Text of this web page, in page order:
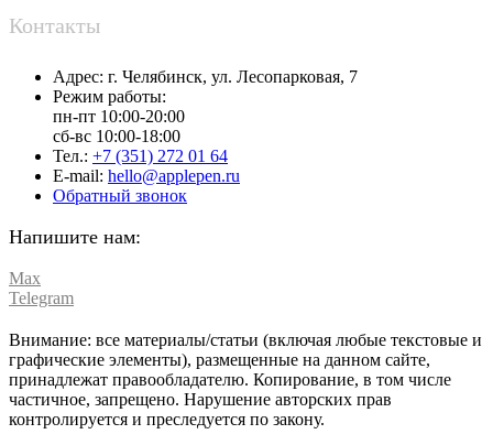
Контакты
Адрес: г. Челябинск, ул. Лесопарковая, 7
Режим работы:
пн-пт 10:00-20:00
сб-вс 10:00-18:00
Тел.: +7 (351) 272 01 64
E-mail: hello@applepen.ru
Обратный звонок
Напишите нам:
Max
Telegram
Внимание: все материалы/статьи (включая любые текстовые и
графические элементы), размещенные на данном сайте,
принадлежат правообладателю. Копирование, в том числе
частичное, запрещено. Нарушение авторских прав
контролируется и преследуется по закону.